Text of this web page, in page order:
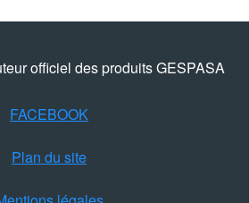
officiel des produits GESPASA
FACEBOOK
Plan du site